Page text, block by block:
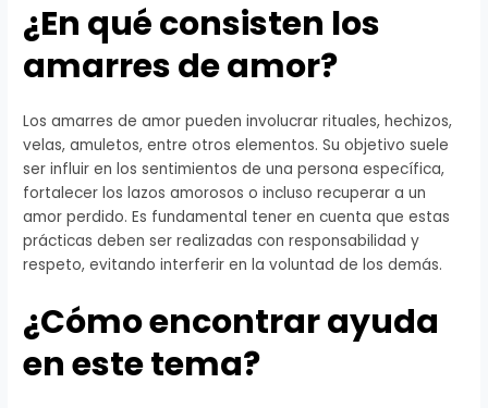
¿En qué consisten los
amarres de amor?
Los amarres de amor pueden involucrar rituales, hechizos,
velas, amuletos, entre otros elementos. Su objetivo suele
ser influir en los sentimientos de una persona específica,
fortalecer los lazos amorosos o incluso recuperar a un
amor perdido. Es fundamental tener en cuenta que estas
prácticas deben ser realizadas con responsabilidad y
respeto, evitando interferir en la voluntad de los demás.
¿Cómo encontrar ayuda
en este tema?